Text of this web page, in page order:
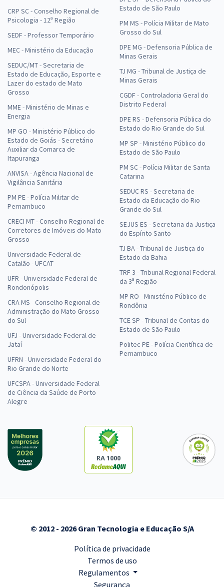
CRP SC - Conselho Regional de
Psicologia - 12ª Região
SEDF - Professor Temporário
MEC - Ministério da Educação
SEDUC/MT - Secretaria de
Estado de Educação, Esporte e
Lazer do estado de Mato
Grosso
MME - Ministério de Minas e
Energia
MP GO - Ministério Público do
Estado de Goiás - Secretário
Auxiliar da Comarca de
Itapuranga
ANVISA - Agência Nacional de
Vigilância Sanitária
PM PE - Polícia Militar de
Pernambuco
CRECI MT - Conselho Regional de
Corretores de Imóveis do Mato
Grosso
Universidade Federal de
Catalão - UFCAT
UFR - Universidade Federal de
Rondonópolis
CRA MS - Conselho Regional de
Administração do Mato Grosso
do Sul
UFJ - Universidade Federal de
Jataí
UFRN - Universidade Federal do
Rio Grande do Norte
UFCSPA - Universidade Federal
de Ciência da Saúde de Porto
Alegre
Estado de São Paulo
PM MS - Polícia Militar de Mato
Grosso do Sul
DPE MG - Defensoria Pública de
Minas Gerais
TJ MG - Tribunal de Justiça de
Minas Gerais
CGDF - Controladoria Geral do
Distrito Federal
DPE RS - Defensoria Pública do
Estado do Rio Grande do Sul
MP SP - Ministério Público do
Estado de São Paulo
PM SC - Polícia Militar de Santa
Catarina
SEDUC RS - Secretaria de
Estado da Educação do Rio
Grande do Sul
SEJUS ES - Secretaria da Justiça
do Espírito Santo
TJ BA - Tribunal de Justiça do
Estado da Bahia
TRF 3 - Tribunal Regional Federal
da 3ª Região
MP RO - Ministério Público de
Rondônia
TCE SP - Tribunal de Contas do
Estado de São Paulo
Politec PE - Polícia Científica de
Pernambuco
RA 1000
© 2012 - 2026 Gran Tecnologia e Educação S/A
Política de privacidade
Termos de uso
Regulamentos
Segurança